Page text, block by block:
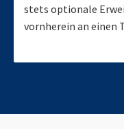
stets optionale
vornherein an einen